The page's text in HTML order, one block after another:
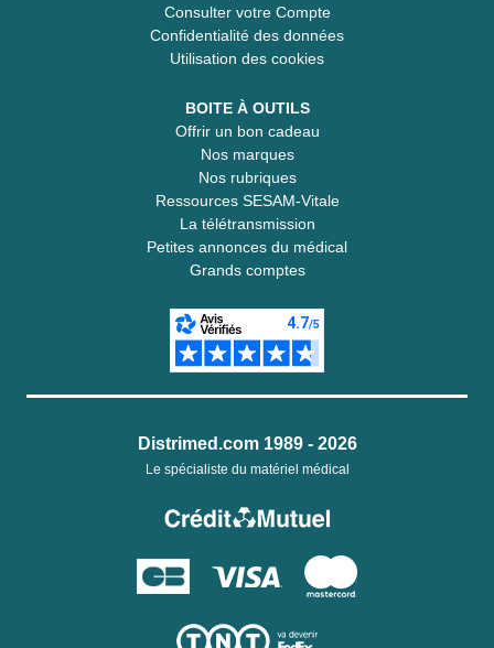
Consulter votre Compte
Confidentialité des données
Utilisation des cookies
BOITE À OUTILS
Offrir un bon cadeau
Nos marques
Nos rubriques
Ressources SESAM-Vitale
La télétransmission
Petites annonces du médical
Grands comptes
Distrimed.com 1989 - 2026
Le spécialiste du matériel médical